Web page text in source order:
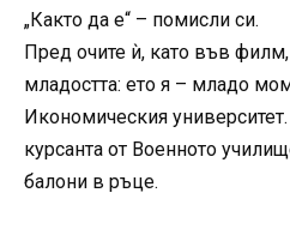
„Както да е“ – помисли си.
Пред очите ѝ, като във
младостта: ето я – младо
Икономическия
курсанта от Военното
балони в ръце.